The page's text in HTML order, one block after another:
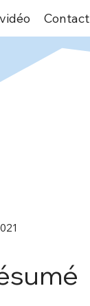
Contact